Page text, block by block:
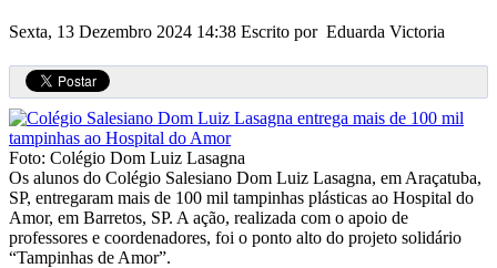
Sexta, 13 Dezembro 2024 14:38 Escrito por Eduarda Victoria
Foto: Colégio Dom Luiz Lasagna
Os alunos do Colégio Salesiano Dom Luiz Lasagna, em Araçatuba,
SP, entregaram mais de 100 mil tampinhas plásticas ao Hospital do
Amor, em Barretos, SP. A ação, realizada com o apoio de
professores e coordenadores, foi o ponto alto do projeto solidário
“Tampinhas de Amor”.